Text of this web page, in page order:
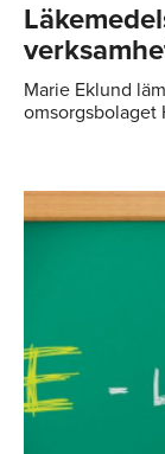
Marie Eklund
omsorgsbolaget